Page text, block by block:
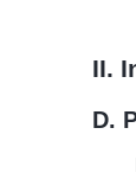
II.
D.